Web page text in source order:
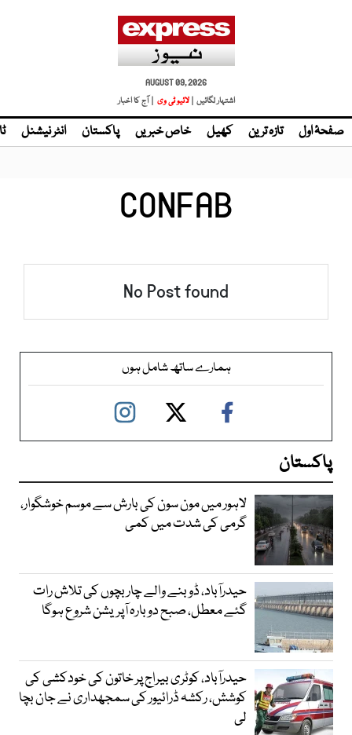
AUGUST 09, 2026
اشتہار لگائیں |
| آج کا اخبار
صفحۂ اول تازہ ترین کھیل خاص خبریں پاکستان انٹر نیشنل
CONFAB
No Post found
ہمارے ساتھ شامل ہوں
پاکستان
لاہور میں مون سون کی بارش سے موسم خوشگوار،
گرمی کی شدت میں کمی
حیدرآباد، ڈوبنے والے چار بچوں کی تلاش رات
گئے معطل، صبح دوبارہ آپریشن شروع ہوگا
حیدرآباد، کوٹری بیراج پر خاتون کی خودکشی کی
کوشش، رکشہ ڈرائیور کی سمجھداری نے جان بچا
لی